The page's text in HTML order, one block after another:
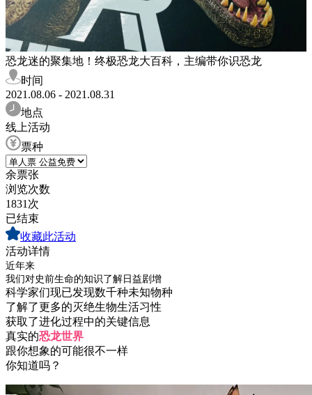
恐龙迷的聚集地！终极恐龙大百科，主编带你识恐龙
时间
2021.08.06 - 2021.08.31
地点
线上活动
票种
余票张
浏览次数
1831次
已结束
收藏此活动
活动详情
近年来
我们对史前生命的知识了解日益剧增
科学家们现已发现数千种未知物种
了解了更多的灭绝生物生活习性
获取了进化过程中的关键信息
真实的恐龙世界
跟你想象的可能很不一样
你知道吗？